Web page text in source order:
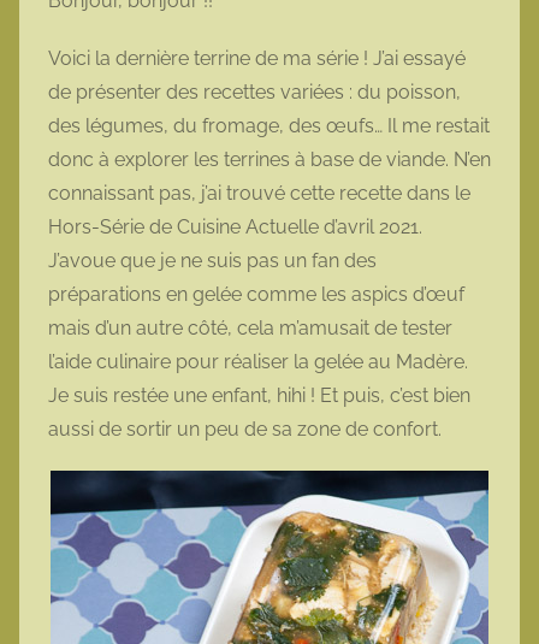
o
t
e
Voici la dernière terrine de ma série ! J’ai essayé
de présenter des recettes variées : du poisson,
des légumes, du fromage, des œufs… Il me restait
donc à explorer les terrines à base de viande. N’en
connaissant pas, j’ai trouvé cette recette dans le
Hors-Série de Cuisine Actuelle d’avril 2021.
J’avoue que je ne suis pas un fan des
préparations en gelée comme les aspics d’œuf
mais d’un autre côté, cela m’amusait de tester
l’aide culinaire pour réaliser la gelée au Madère.
Je suis restée une enfant, hihi ! Et puis, c’est bien
aussi de sortir un peu de sa zone de confort.